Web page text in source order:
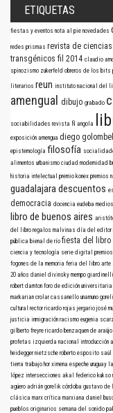
ETIQUETAS
fiestas y eventos nota al pie novedades
redes prismas revista de
transgénicos fil 2014 claudio
spinozismo zukerfeld obreros de los bits
literarios reun instituto nacional del
amengual
dibujo grabado
sociabilidades revista Ñ angola
exposición amengua diego
epistemología filosofía
alimentos urbanismo ciudad modernidad
historia intelectual premio konex premios
guadalajaradescuentos
democracia docencia eudeba
libro de buenos aires
del libro regalos malvinas día del editor
pública bienal de río fiesta del libro
ciencia y tecnología serie digital premios
fogones de la memoria feria del libro arte
20 años daniel divinsky mempo giardinelli
robert darnton foro de edición universitaria
markarian crolar cassanello unamuno
cultural rector ricardo rojas jergario josé
justicia inmigración racismo eugenia
gilberto freyre ricardo benzaquen de araújo
profetas izquierda nacional introducción
heidegger nietzsche roberto esposito saúl
tierra trabajo hor ximena espeche uruguay
lópez intersecciones akal federico kukso
agüero adrián gorelik córdoba gustavo de
clásica marx crítica marxiana daniel
pueblos originarios semana del sonido